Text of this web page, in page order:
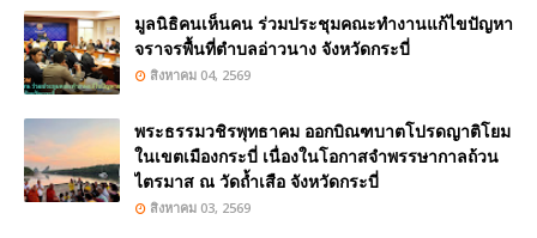
มูลนิธิคนเห็นคน ร่วมประชุมคณะทำงานแก้ไขปัญหา
จราจรพื้นที่ตำบลอ่าวนาง จังหวัดกระบี่
สิงหาคม 04, 2569
พระธรรมวชิรพุทธาคม ออกบิณฑบาตโปรดญาติโยม
ในเขตเมืองกระบี่ เนื่องในโอกาสจำพรรษากาลถ้วน
ไตรมาส ณ วัดถ้ำเสือ จังหวัดกระบี่
สิงหาคม 03, 2569